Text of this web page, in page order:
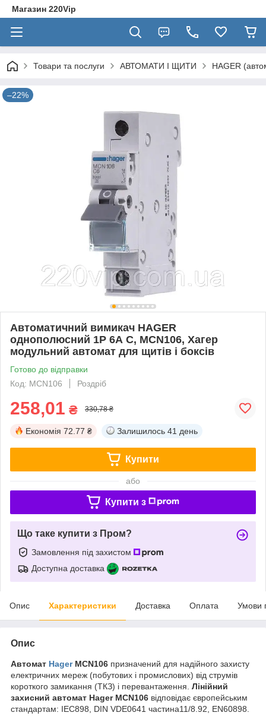
Магазин 220Vip
Товари та послуги АВТОМАТИ І ЩИТИ HAGER
–22%
Автоматичний вимикач HAGER
однополюсний 1P 6А C, MCN106, Хагер
модульний автомат для щитів і боксів
Готово до відправки
Код: MCN106
Роздріб
258,01 ₴ 330,78 ₴
Економія 72.77 ₴ Залишилось 41 день
Купити
або
Купити з
Що таке купити з Пром?
Замовлення під захистом
Доступна доставка
Опис Характеристики Доставка Оплата Умови
Опис
Автомат HagerMCN106 призначений для надійного захисту
електричних мереж (побутових і промислових) від струмів
короткого замикання (ТКЗ) і перевантаження. Лінійний
захисний автомат Hager MCN106 відповідає європейським
стандартам: IEC898, DIN VDE0641 частина11/8.92, EN60898.